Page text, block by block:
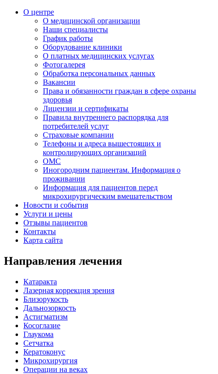
О центре
О медицинской организации
Наши специалисты
График работы
Оборудование клиники
О платных медицинских услугах
Фотогалерея
Обработка персональных данных
Вакансии
Права и обязанности граждан в сфере охраны
здоровья
Лицензии и сертификаты
Правила внутреннего распорядка для
потребителей услуг
Страховые компании
Телефоны и адреса вышестоящих и
контролирующих организаций
ОМС
Иногородним пациентам. Информация о
проживании
Информация для пациентов перед
микрохирургическим вмешательством
Новости и события
Услуги и цены
Отзывы пациентов
Контакты
Карта сайта
Направления лечения
Катаракта
Лазерная коррекция зрения
Близорукость
Дальнозоркость
Астигматизм
Косоглазие
Глаукома
Сетчатка
Кератоконус
Микрохирургия
Операции на веках